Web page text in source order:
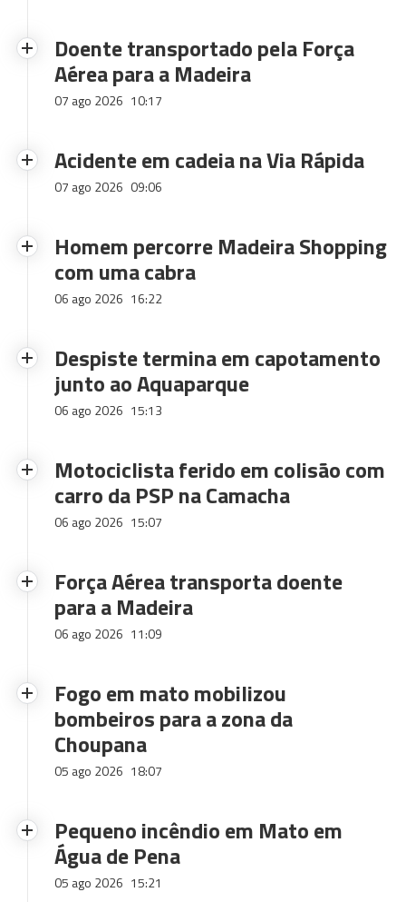
Doente transportado pela Força
Aérea para a Madeira
07 ago 2026 10:17
Acidente em cadeia na Via Rápida
07 ago 2026 09:06
Homem percorre Madeira Shopping
com uma cabra
06 ago 2026 16:22
Despiste termina em capotamento
junto ao Aquaparque
06 ago 2026 15:13
Motociclista ferido em colisão com
carro da PSP na Camacha
06 ago 2026 15:07
Força Aérea transporta doente
para a Madeira
06 ago 2026 11:09
Fogo em mato mobilizou
bombeiros para a zona da
Choupana
05 ago 2026 18:07
Pequeno incêndio em Mato em
Água de Pena
05 ago 2026 15:21